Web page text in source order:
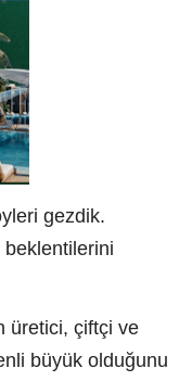
gezdik.
beklentilerini
üretici, çiftçi ve
büyük olduğunu